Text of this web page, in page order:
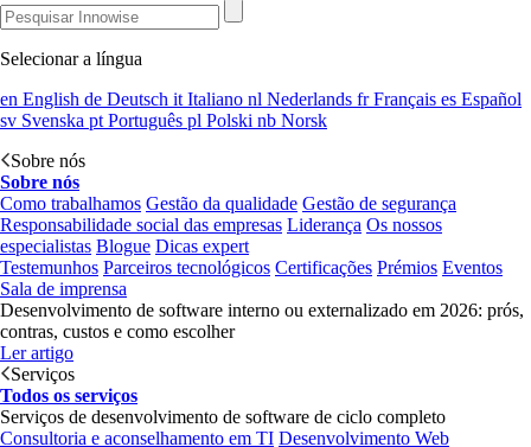
Selecionar a língua
en English de Deutsch it Italiano nl Nederlands frFrançais es Español
sv Svenska pt Português pl Polski nb Norsk
Sobre nós
Sobre nós
Como trabalhamos Gestão da qualidade Gestão de segurança
Responsabilidade social das empresas Liderança Os nossos
especialistas Blogue Dicas expert
Testemunhos Parceiros tecnológicos Certificações Prémios Eventos
Sala de imprensa
Desenvolvimento de software interno ou externalizado em 2026: prós,
contras, custos e como escolher
Ler artigo
Serviços
Todos os serviços
Serviços de desenvolvimento de software de ciclo completo
Consultoria e aconselhamento em TI Desenvolvimento Web